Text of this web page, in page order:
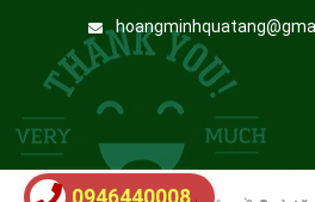
0946440008